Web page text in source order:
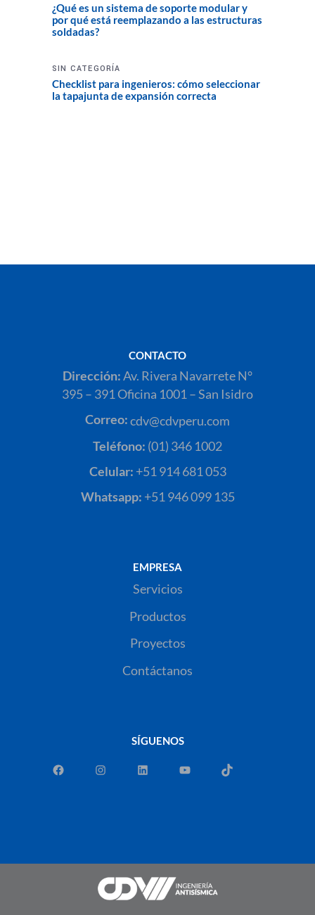
¿Qué es un sistema de soporte modular y
por qué está reemplazando a las estructuras
soldadas?
SIN CATEGORÍA
Checklist para ingenieros: cómo seleccionar
la tapajunta de expansión correcta
CONTACTO
Dirección:Av. Rivera Navarrete N°
395 – 391 Oficina 1001 – San Isidro
Correo:cdv@cdvperu.com
Teléfono: (01) 346 1002
Celular: +51 914 681 053
Whatsapp: +51 946 099 135
EMPRESA
Servicios
Productos
Proyectos
Contáctanos
SÍGUENOS